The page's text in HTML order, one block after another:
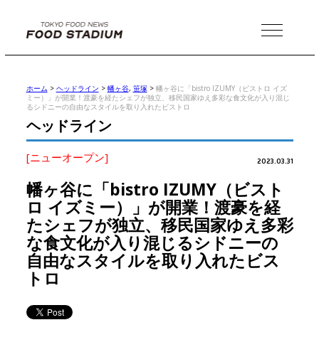
MENU
ホーム > ヘッドライン > 幡ヶ谷, 笹塚> 幡ヶ谷に「bistro IZUMY（ビストロ イズ
ミー）」が開業！渡豪を経たシェフが独立、移民国家ゆえ多彩な食文化が入り混じ
るシドニーの自由なスタイルを取り入れたビストロ
ヘッドライン
[ニューオープン] 2023.03.31
幡ヶ谷に「bistro IZUMY（ビスト
ロ イズミー）」が開業！渡豪を経
たシェフが独立、移民国家ゆえ多彩
な食文化が入り混じるシドニーの
自由なスタイルを取り入れたビス
トロ